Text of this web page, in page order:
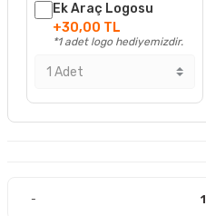
Ek Araç Logosu
+30,00 TL
*1 adet logo hediyemizdir.
-